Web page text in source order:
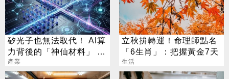
矽光子也無法取代！ AI算
力背後的「神仙材料」 這
幾家默默爆賺
產業
立秋拚轉運！命理師點名
「6生肖」：把握黃金7天
生活